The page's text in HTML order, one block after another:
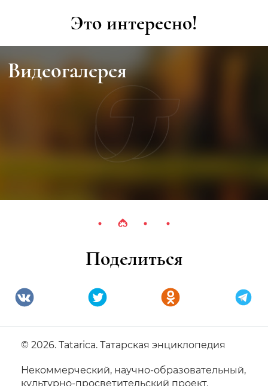
Это интересно!
Видеогалерея
Поделиться
© 2026. Tatarica. Татарская энциклопедия
Некоммерческий, научно-образовательный,
культурно-просветительский проект.